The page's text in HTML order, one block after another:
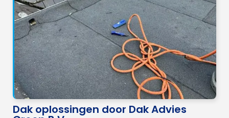
Dak oplossingen door Dak Advies